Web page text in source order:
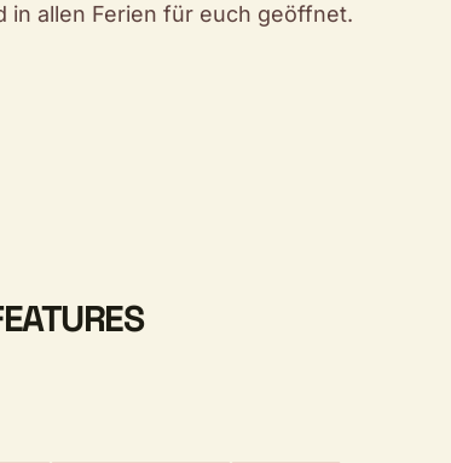
in allen Ferien für euch geöffnet.